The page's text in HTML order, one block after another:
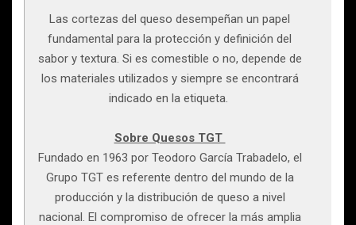
Las cortezas del queso desempeñan un papel
fundamental para la protección y definición del
sabor y textura. Si es comestible o no, depende de
los materiales utilizados y siempre se encontrará
indicado en la etiqueta.
Sobre Quesos TGT
Fundado en 1963 por Teodoro García Trabadelo, el
Grupo TGT es referente dentro del mundo de la
producción y la distribución de queso a nivel
nacional. El compromiso de ofrecer la más amplia